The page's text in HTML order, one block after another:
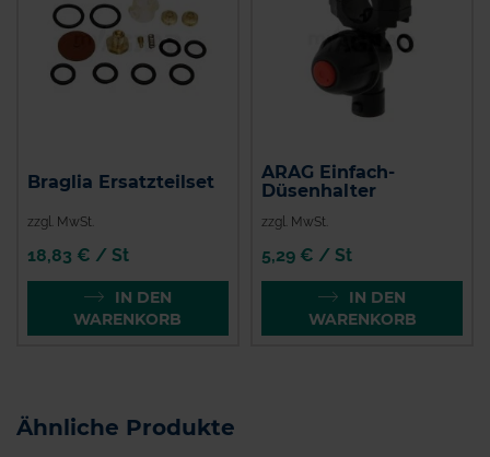
Braglia Ersatzteilset
zzgl. MwSt.
18,83 € / St
IN DEN
WARENKORB
ARAG Einfach-
Düsenhalter
zzgl. MwSt.
5,29 € / St
IN DEN
WARENKORB
Ähnliche Produkte